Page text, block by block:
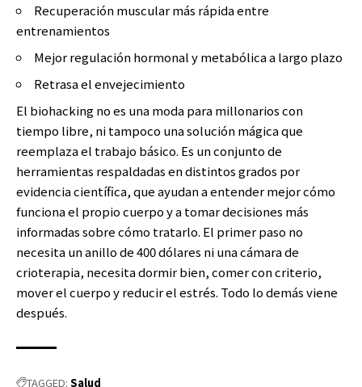
Recuperación muscular más rápida entre
entrenamientos
Mejor regulación hormonal y metabólica a largo plazo
Retrasa el envejecimiento
El biohacking no es una moda para millonarios con
tiempo libre, ni tampoco una solución mágica que
reemplaza el trabajo básico. Es un conjunto de
herramientas respaldadas en distintos grados por
evidencia científica, que ayudan a entender mejor cómo
funciona el propio cuerpo y a tomar decisiones más
informadas sobre cómo tratarlo. El primer paso no
necesita un anillo de 400 dólares ni una cámara de
crioterapia, necesita dormir bien, comer con criterio,
mover el cuerpo y reducir el estrés. Todo lo demás viene
después.
TAGGED: Salud